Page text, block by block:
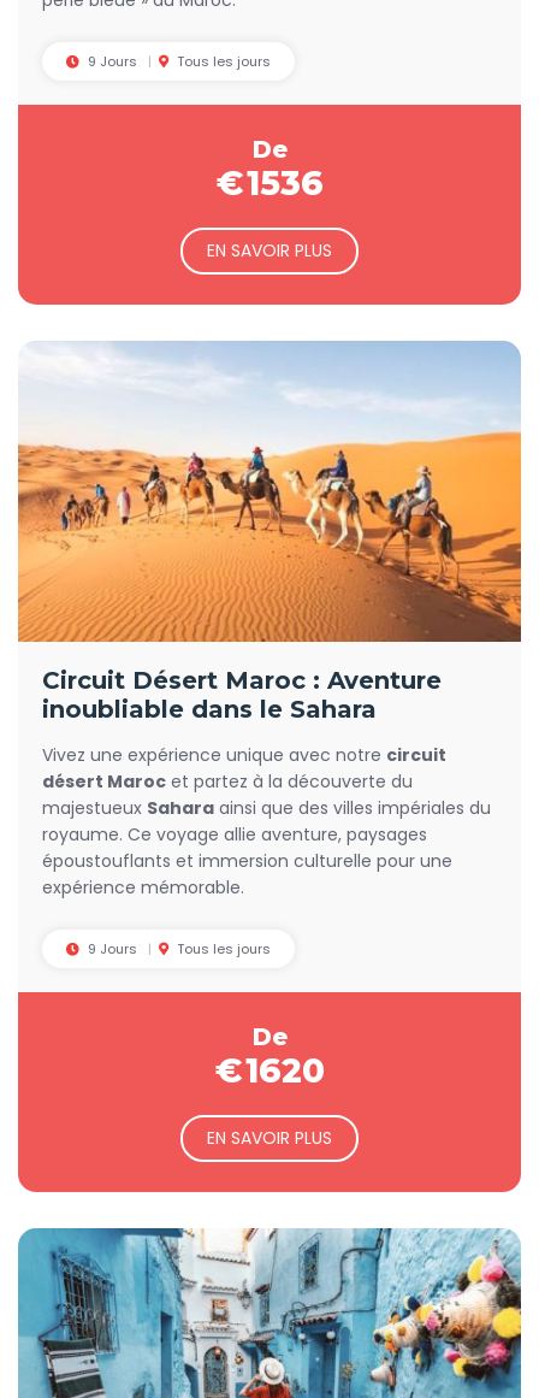
9 Jours Tous les jours
De
€1536
EN SAVOIR PLUS
Circuit Désert Maroc : Aventure
inoubliable dans le Sahara
Vivez une expérience unique avec notre circuit
désert Maroc et partez à la découverte du
majestueux Sahara ainsi que des villes impériales du
royaume. Ce voyage allie aventure, paysages
époustouflants et immersion culturelle pour une
expérience mémorable.
9 Jours Tous les jours
De
€1620
EN SAVOIR PLUS